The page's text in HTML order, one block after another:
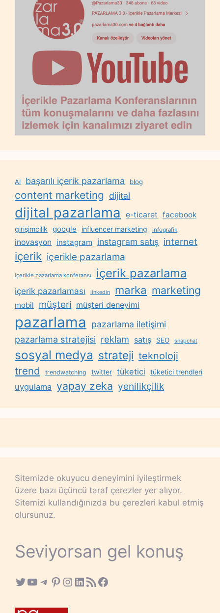
AI başarılı içerik pazarlama blog
content marketing dijital
dijital pazarlama e-ticaret facebook
girişimcilik google influencer marketing infografik
inovasyon instagram instagram satış internet
içerik içerikle pazarlama
içerikle pazarlama konferansı içerik pazarlama
içerik pazarlaması linkedin marka marketing
mobil müşteri müşteri deneyimi
pazarlama
pazarlama iletişimi
pazarlama stratejisi reklam satış SEO snapchat
sosyal medya strateji teknoloji
trend trendwatching twitter tüketici tüketici trendleri
uygulama yapay zeka yenilikçilik
Sitemizde okuyucu deneyimini iyileştirmek
üzere bazı üçüncü taraf çerezler yer alıyor.
Sitemizi kullandığınızda bu çerezleri kabul etmiş
olursunuz.
Seviyorsan gel konuş
Twitter
YouTube
Telegram
Pinterest
Instagram
LinkedIn
RSS FeedFacebook